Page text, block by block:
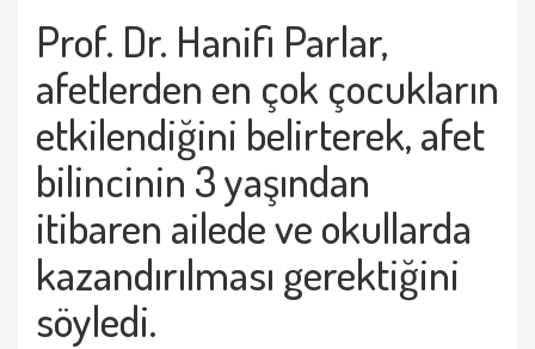
Prof. Dr. Hanifi Parlar,
afetlerden en çok çocukların
etkilendiğini belirterek, afet
bilincinin 3 yaşından
itibaren ailede ve okullarda
kazandırılması gerektiğini
söyledi.